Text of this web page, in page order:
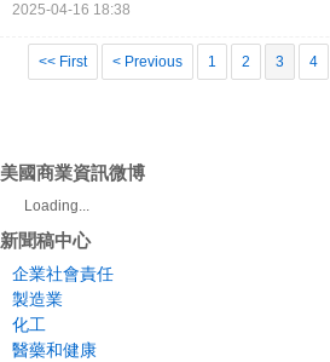
2025-04-16 18:38
<< First < Previous 1 2 3 4
美國商業資訊微博
Loading...
新聞稿中心
企業社會責任
製造業
化工
醫藥和健康